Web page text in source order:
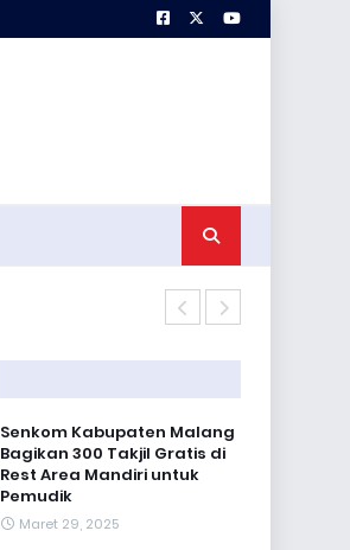
Senkom Kabupaten Malang
Bagikan 300 Takjil Gratis di
Rest Area Mandiri untuk
Pemudik
Maret 29, 2025